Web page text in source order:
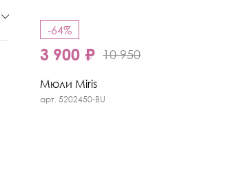
-64%
3 900 ₽ 10 950
Мюли Miris
арт. 5202450-BU